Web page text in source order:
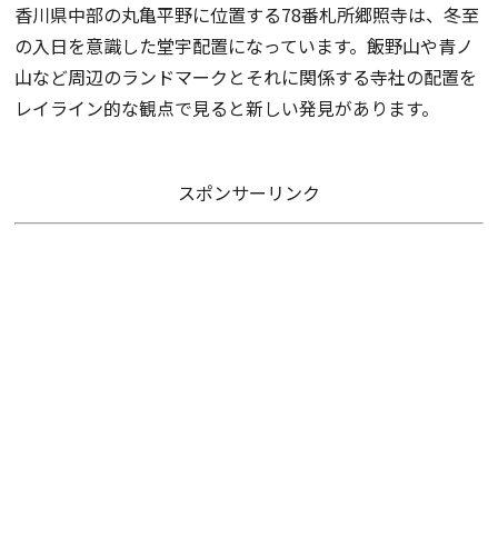
香川県中部の丸亀平野に位置する78番札所郷照寺は、冬至
の入日を意識した堂宇配置になっています。飯野山や青ノ
山など周辺のランドマークとそれに関係する寺社の配置を
レイライン的な観点で見ると新しい発見があります。
スポンサーリンク